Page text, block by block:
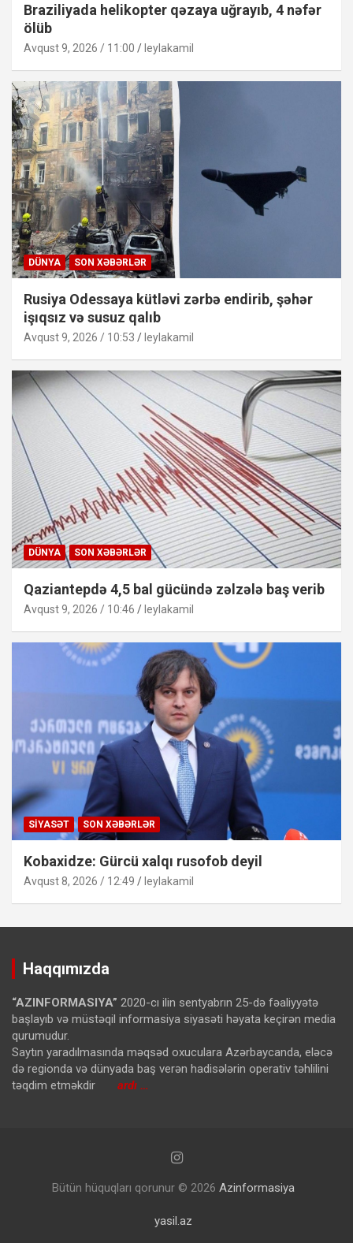
Braziliyada helikopter qəzaya uğrayıb, 4 nəfər
ölüb
Avqust 9, 2026 / 11:00 leylakamil
DÜNYA SON XƏBƏRLƏR
Rusiya Odessaya kütləvi zərbə endirib, şəhər
işıqsız və susuz qalıb
Avqust 9, 2026 / 10:53 leylakamil
DÜNYA SON XƏBƏRLƏR
Qaziantepdə 4,5 bal gücündə zəlzələ baş verib
Avqust 9, 2026 / 10:46 leylakamil
SIYASƏT SON XƏBƏRLƏR
Kobaxidze: Gürcü xalqı rusofob deyil
Avqust 8, 2026 / 12:49 leylakamil
Haqqımızda
“AZINFORMASIYA” 2020-cı ilin sentyabrın 25-də fəaliyyətə
başlayıb və müstəqil informasiya siyasəti həyata keçirən media
qurumudur.
Saytın yaradılmasında məqsəd oxuculara Azərbaycanda, eləcə
də regionda və dünyada baş verən hadisələrin operativ təhlilini
təqdim etməkdir ardı …
Bütün hüquqları qorunur © 2026 Azinformasiya
yasil.az